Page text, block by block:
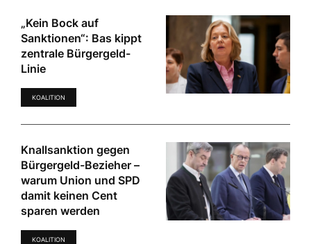
„Kein Bock auf
Sanktionen“: Bas kippt
zentrale Bürgergeld-
Linie
KOALITION
Knallsanktion gegen
Bürgergeld-Bezieher –
warum Union und SPD
damit keinen Cent
sparen werden
KOALITION